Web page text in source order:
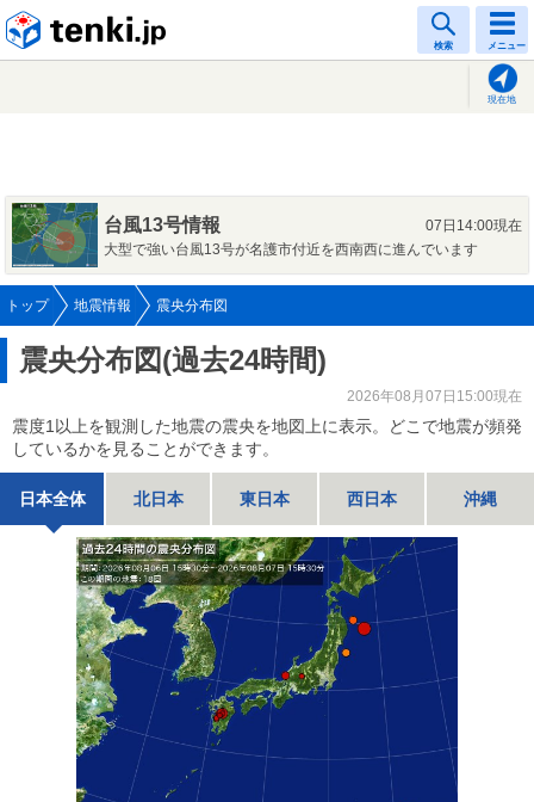
検索 メニュー
現在地
台風13号情報
07日14:00現在
大型で強い台風13号が名護市付近を西南西に進んでいます
トップ 地震情報 震央分布図
震央分布図(過去24時間)
2026年08月07日15:00現在
震度1以上を観測した地震の震央を地図上に表示。どこで地震が頻発
しているかを見ることができます。
日本全体 北日本 東日本 西日本 沖縄